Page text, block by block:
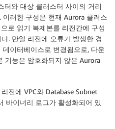
터와 대상 클러스터 사이의 거리
러한 구성은 현재 Aurora 클러스
로 읽기 복제본를 리전간에 구성
. 만일 리전에 오류가 발생한 경
이터베이스로 변경됨으로, 다운
기능은 암호화되지 않은 Aurora
전에 VPC와 Database Subnet
바이너리 로그가 활성화되어 있